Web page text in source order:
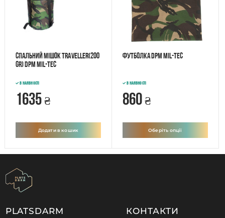
Спальний мішок TRAVELLER(200
GR) DPM Mil-Tec
В наявності
1635 ₴
Додати в кошик
Футболка DPM Mil-Tec
В наявності
860 ₴
Оберіть опції
PLATSDARM КОНТАКТИ